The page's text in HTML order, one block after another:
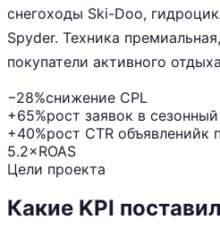
снегоходы Ski-Doo,
Spyder. Техника
покупатели активного
−28%снижение CPL
+65%рост заявок в
+40%рост CTR объявленийк
5.2×ROAS
Цели проекта
Какие KPI